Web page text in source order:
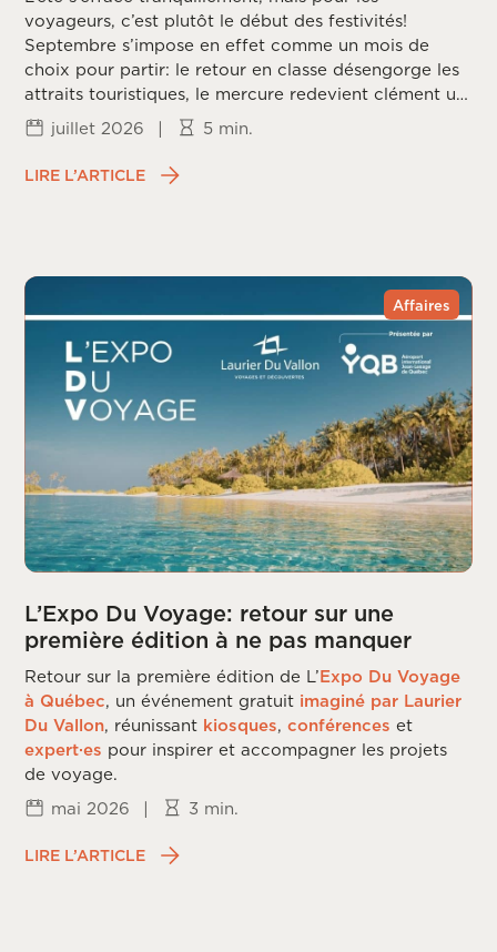
voyageurs, c’est plutôt le début des festivités!
Septembre s’impose en effet comme un mois de
choix pour partir: le retour en classe désengorge les
attraits touristiques, le mercure redevient clément un
peu partout sur la planète, et les prix redescendent
une fois la frénésie estivale passée. Reste à choisir la
bonne destination, puisque chaque coin du monde
vit ce mois différemment, entre saison des ouragans,
juillet 2026 | 5 min.
LIRE L’ARTICLE
Affaires
L’Expo Du Voyage: retour sur une
première édition à ne pas manquer
Retour sur la première édition de L’Expo Du Voyage
à Québec, un événement gratuit imaginé par Laurier
Du Vallon, réunissant kiosques,conférences et
expert·es pour inspirer et accompagner les projets
de voyage.
mai 2026
| 3 min.
LIRE L’ARTICLE